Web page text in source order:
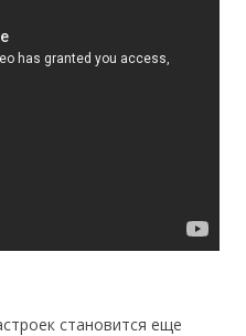
становится еще